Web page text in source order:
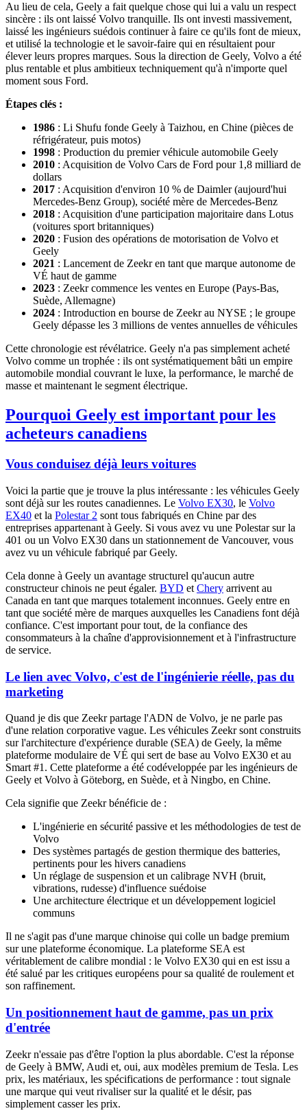
Au lieu de cela, Geely a fait quelque chose qui lui a valu un respect
sincère : ils ont laissé Volvo tranquille. Ils ont investi massivement,
laissé les ingénieurs suédois continuer à faire ce qu'ils font de mieux,
et utilisé la technologie et le savoir-faire qui en résultaient pour
élever leurs propres marques. Sous la direction de Geely, Volvo a été
plus rentable et plus ambitieux techniquement qu'à n'importe quel
moment sous Ford.
Étapes clés :
1986 : Li Shufu fonde Geely à Taizhou, en Chine (pièces de
réfrigérateur, puis motos)
1998 : Production du premier véhicule automobile Geely
2010 : Acquisition de Volvo Cars de Ford pour 1,8 milliard de
dollars
2017 : Acquisition d'environ 10 % de Daimler (aujourd'hui
Mercedes-Benz Group), société mère de Mercedes-Benz
2018 : Acquisition d'une participation majoritaire dans Lotus
(voitures sport britanniques)
2020 : Fusion des opérations de motorisation de Volvo et
Geely
2021 : Lancement de Zeekr en tant que marque autonome de
VÉ haut de gamme
2023 : Zeekr commence les ventes en Europe (Pays-Bas,
Suède, Allemagne)
2024 : Introduction en bourse de Zeekr au NYSE ; le groupe
Geely dépasse les 3 millions de ventes annuelles de véhicules
Cette chronologie est révélatrice. Geely n'a pas simplement acheté
Volvo comme un trophée : ils ont systématiquement bâti un empire
automobile mondial couvrant le luxe, la performance, le marché de
masse et maintenant le segment électrique.
Pourquoi Geely est important pour les
acheteurs canadiens
Vous conduisez déjà leurs voitures
Voici la partie que je trouve la plus intéressante : les véhicules Geely
sont déjà sur les routes canadiennes. Le Volvo EX30, le Volvo
EX40 et la Polestar 2 sont tous fabriqués en Chine par des
entreprises appartenant à Geely. Si vous avez vu une Polestar sur la
401 ou un Volvo EX30 dans un stationnement de Vancouver, vous
avez vu un véhicule fabriqué par Geely.
Cela donne à Geely un avantage structurel qu'aucun autre
constructeur chinois ne peut égaler. BYD et Chery arrivent au
Canada en tant que marques totalement inconnues. Geely entre en
tant que société mère de marques auxquelles les Canadiens font déjà
confiance. C'est important pour tout, de la confiance des
consommateurs à la chaîne d'approvisionnement et à l'infrastructure
de service.
Le lien avec Volvo, c'est de l'ingénierie réelle, pas du
marketing
Quand je dis que Zeekr partage l'ADN de Volvo, je ne parle pas
d'une relation corporative vague. Les véhicules Zeekr sont construits
sur l'architecture d'expérience durable (SEA) de Geely, la même
plateforme modulaire de VÉ qui sert de base au Volvo EX30 et au
Smart #1. Cette plateforme a été codéveloppée par les ingénieurs de
Geely et Volvo à Göteborg, en Suède, et à Ningbo, en Chine.
Cela signifie que Zeekr bénéficie de :
L'ingénierie en sécurité passive et les méthodologies de test de
Volvo
Des systèmes partagés de gestion thermique des batteries,
pertinents pour les hivers canadiens
Un réglage de suspension et un calibrage NVH (bruit,
vibrations, rudesse) d'influence suédoise
Une architecture électrique et un développement logiciel
communs
Il ne s'agit pas d'une marque chinoise qui colle un badge premium
sur une plateforme économique. La plateforme SEA est
véritablement de calibre mondial : le Volvo EX30 qui en est issu a
été salué par les critiques européens pour sa qualité de roulement et
son raffinement.
Un positionnement haut de gamme, pas un prix
d'entrée
Zeekr n'essaie pas d'être l'option la plus abordable. C'est la réponse
de Geely à BMW, Audi et, oui, aux modèles premium de Tesla. Les
prix, les matériaux, les spécifications de performance : tout signale
une marque qui veut rivaliser sur la qualité et le désir, pas
simplement casser les prix.